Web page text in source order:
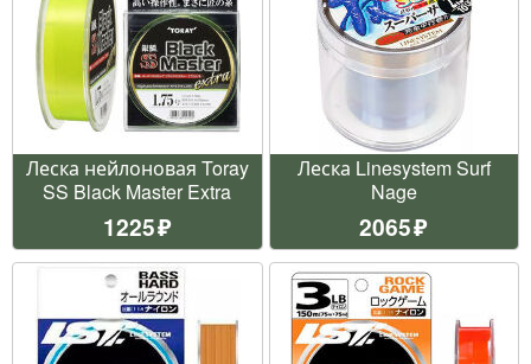
Леска нейлоновая Toray
SS Black Master Extra
1225
Леска Linesystem Surf
Nage
2065